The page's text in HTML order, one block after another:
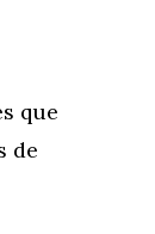
que
de